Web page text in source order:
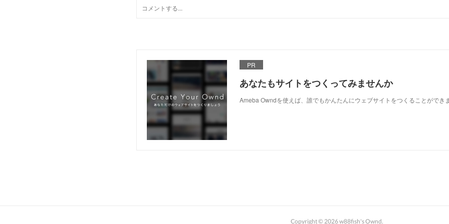
PR
あなたもサイトをつくってみませんか
Ameba Owndを使えば、誰でもかんたんにウェブサイトをつくることができ
Copyright © 2026w88fish's Ownd.